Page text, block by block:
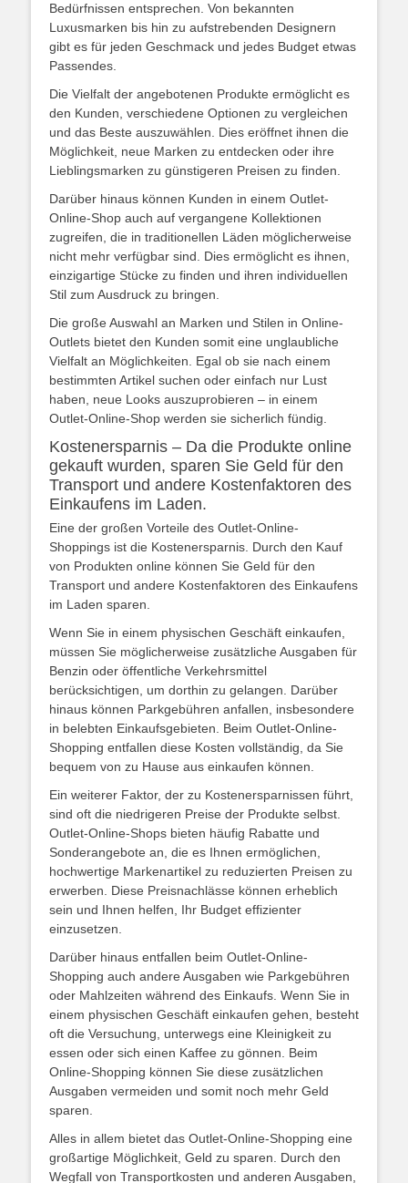
Bedürfnissen entsprechen. Von bekannten
Luxusmarken bis hin zu aufstrebenden Designern
gibt es für jeden Geschmack und jedes Budget etwas
Passendes.
Die Vielfalt der angebotenen Produkte ermöglicht es
den Kunden, verschiedene Optionen zu vergleichen
und das Beste auszuwählen. Dies eröffnet ihnen die
Möglichkeit, neue Marken zu entdecken oder ihre
Lieblingsmarken zu günstigeren Preisen zu finden.
Darüber hinaus können Kunden in einem Outlet-
Online-Shop auch auf vergangene Kollektionen
zugreifen, die in traditionellen Läden möglicherweise
nicht mehr verfügbar sind. Dies ermöglicht es ihnen,
einzigartige Stücke zu finden und ihren individuellen
Stil zum Ausdruck zu bringen.
Die große Auswahl an Marken und Stilen in Online-
Outlets bietet den Kunden somit eine unglaubliche
Vielfalt an Möglichkeiten. Egal ob sie nach einem
bestimmten Artikel suchen oder einfach nur Lust
haben, neue Looks auszuprobieren – in einem
Outlet-Online-Shop werden sie sicherlich fündig.
Kostenersparnis – Da die Produkte online
gekauft wurden, sparen Sie Geld für den
Transport und andere Kostenfaktoren des
Einkaufens im Laden.
Eine der großen Vorteile des Outlet-Online-
Shoppings ist die Kostenersparnis. Durch den Kauf
von Produkten online können Sie Geld für den
Transport und andere Kostenfaktoren des Einkaufens
im Laden sparen.
Wenn Sie in einem physischen Geschäft einkaufen,
müssen Sie möglicherweise zusätzliche Ausgaben für
Benzin oder öffentliche Verkehrsmittel
berücksichtigen, um dorthin zu gelangen. Darüber
hinaus können Parkgebühren anfallen, insbesondere
in belebten Einkaufsgebieten. Beim Outlet-Online-
Shopping entfallen diese Kosten vollständig, da Sie
bequem von zu Hause aus einkaufen können.
Ein weiterer Faktor, der zu Kostenersparnissen führt,
sind oft die niedrigeren Preise der Produkte selbst.
Outlet-Online-Shops bieten häufig Rabatte und
Sonderangebote an, die es Ihnen ermöglichen,
hochwertige Markenartikel zu reduzierten Preisen zu
erwerben. Diese Preisnachlässe können erheblich
sein und Ihnen helfen, Ihr Budget effizienter
einzusetzen.
Darüber hinaus entfallen beim Outlet-Online-
Shopping auch andere Ausgaben wie Parkgebühren
oder Mahlzeiten während des Einkaufs. Wenn Sie in
einem physischen Geschäft einkaufen gehen, besteht
oft die Versuchung, unterwegs eine Kleinigkeit zu
essen oder sich einen Kaffee zu gönnen. Beim
Online-Shopping können Sie diese zusätzlichen
Ausgaben vermeiden und somit noch mehr Geld
sparen.
Alles in allem bietet das Outlet-Online-Shopping eine
großartige Möglichkeit, Geld zu sparen. Durch den
Wegfall von Transportkosten und anderen Ausgaben,